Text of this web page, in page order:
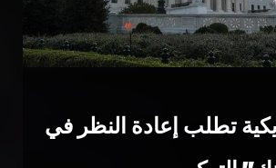
تطلب إعادة النظر في